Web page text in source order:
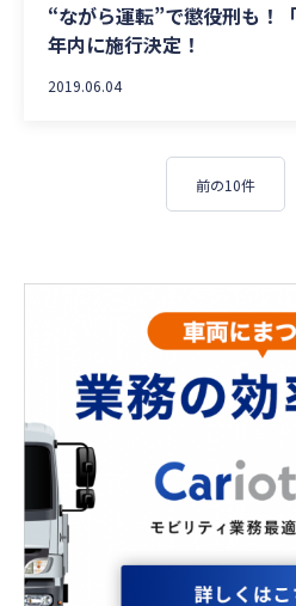
“ながら運転”で懲役刑も！
年内に施行決定！
2019.06.04
前の10件